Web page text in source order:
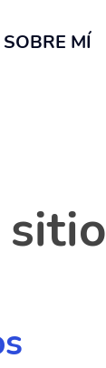
SOBRE MÍ
sitio